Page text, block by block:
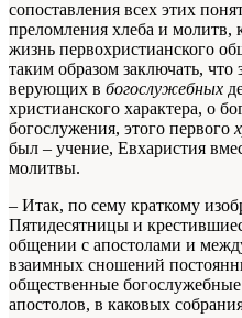
сопоставления всех этих
преломления хлеба и молитв,
жизнь первохристианского
таким образом заключать, что
верующих в богослужебных
христианского характера, о
богослужения, этого первого
был – учение, Евхаристия
молитвы.
– Итак, по сему краткому
Пятидесятницы и
общении с апостолами и
взаимных сношений
общественные
апостолов, в каковых